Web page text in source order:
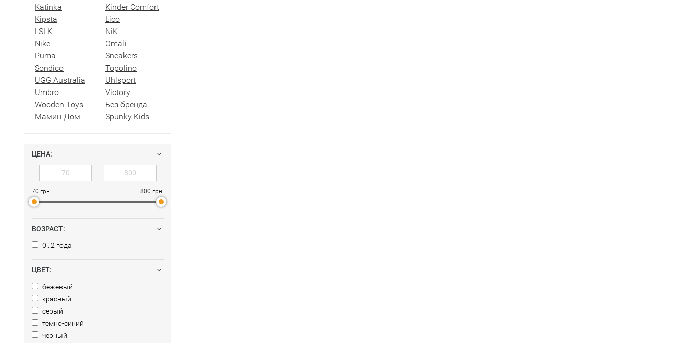
Katinka
Kinder Comfort
Kipsta
Lico
LSLK
NiK
Nike
Omali
Puma
Sneakers
Sondico
Topolino
UGG Australia
Uhlsport
Umbro
Victory
Wooden Toys
Без бренда
Мамин Дом
Spunky Kids
ЦЕНА:
—
70 грн. 800 грн.
ВОЗРАСТ:
0...2 года
ЦВЕТ:
бежевый
красный
серый
тёмно-синий
чёрный